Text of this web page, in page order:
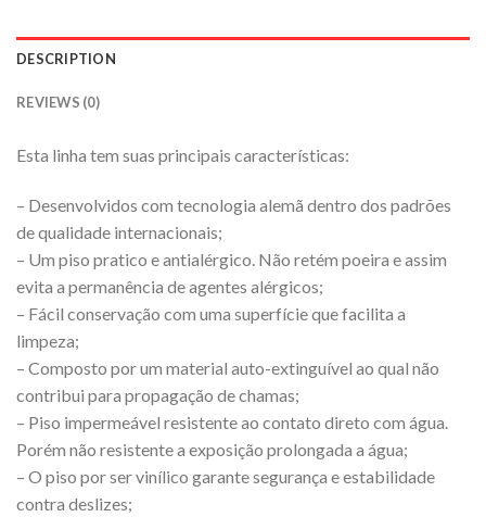
DESCRIPTION
REVIEWS (0)
Esta linha tem suas principais características:
– Desenvolvidos com tecnologia alemã dentro dos padrões
de qualidade internacionais;
– Um piso pratico e antialérgico. Não retém poeira e assim
evita a permanência de agentes alérgicos;
– Fácil conservação com uma superfície que facilita a
limpeza;
– Composto por um material auto-extinguível ao qual não
contribui para propagação de chamas;
– Piso impermeável resistente ao contato direto com água.
Porém não resistente a exposição prolongada a água;
– O piso por ser vinílico garante segurança e estabilidade
contra deslizes;